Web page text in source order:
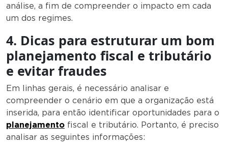
análise, a fim de compreender o impacto em cada
um dos regimes.
4. Dicas para estruturar um bom
planejamento fiscal e tributário
e evitar fraudes
Em linhas gerais, é necessário analisar e
compreender o cenário em que a organização está
inserida, para então identificar oportunidades para o
planejamento fiscal e tributário. Portanto, é preciso
analisar as seguintes informações: